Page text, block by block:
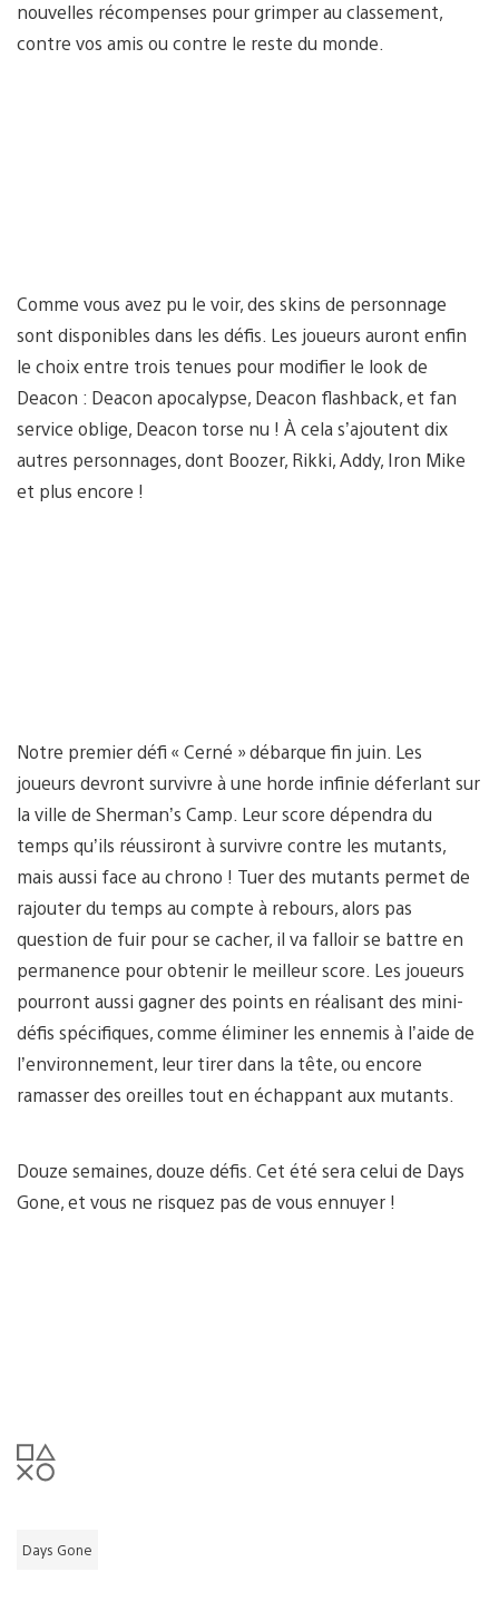
nouvelles récompenses pour grimper au classement,
contre vos amis ou contre le reste du monde.
Comme vous avez pu le voir, des skins de personnage
sont disponibles dans les défis. Les joueurs auront enfin
le choix entre trois tenues pour modifier le look de
Deacon : Deacon apocalypse, Deacon flashback, et fan
service oblige, Deacon torse nu ! À cela s’ajoutent dix
autres personnages, dont Boozer, Rikki, Addy, Iron Mike
et plus encore !
Notre premier défi « Cerné » débarque fin juin. Les
joueurs devront survivre à une horde infinie déferlant sur
la ville de Sherman’s Camp. Leur score dépendra du
temps qu’ils réussiront à survivre contre les mutants,
mais aussi face au chrono ! Tuer des mutants permet de
rajouter du temps au compte à rebours, alors pas
question de fuir pour se cacher, il va falloir se battre en
permanence pour obtenir le meilleur score. Les joueurs
pourront aussi gagner des points en réalisant des mini-
défis spécifiques, comme éliminer les ennemis à l’aide de
l’environnement, leur tirer dans la tête, ou encore
ramasser des oreilles tout en échappant aux mutants.
Douze semaines, douze défis. Cet été sera celui de Days
Gone, et vous ne risquez pas de vous ennuyer !
Days Gone